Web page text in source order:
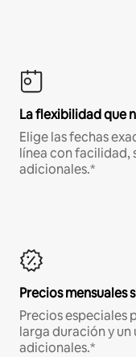
La flexibilidad que
Elige las fechas
línea con facilidad,
adicionales.*
Precios mensuales
Precios especiales
larga duración y
adicionales.*